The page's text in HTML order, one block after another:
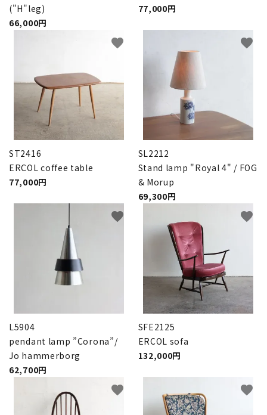
("H"leg)
66,000円
77,000円
ST2416
ERCOL coffee table
77,000円
favorite
SL2212
Stand lamp "Royal 4" / FOG
& Morup
69,300円
favorite
L5904
pendant lamp ”Corona”/
Jo hammerborg
62,700円
favorite
SFE2125
ERCOL sofa
132,000円
favorite
favorite favorite